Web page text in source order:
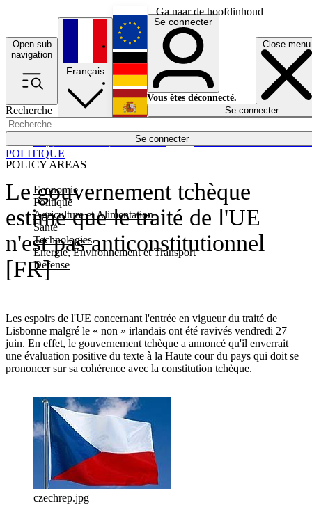
Ga naar de hoofdinhoud
Open sub
navigation
Close menu
Recherche
Se connecter
POLICY AREAS
Economie
Politique
Agriculture et Alimentation
Santé
Technologies
Energie, Environnement et Transport
Défense
Économie
Français
English
Deutsch
Español
Se connecter
Vous êtes déconnecté.
Se connecter
Le gouvernement tchèque
estime que le traité de l'UE
n'est pas anticonstitutionnel
[FR]
Les espoirs de l'UE concernant l'entrée en vigueur du traité de
Lisbonne malgré le « non » irlandais ont été ravivés vendredi 27
juin. En effet, le gouvernement tchèque a annoncé qu'il enverrait
une évaluation positive du texte à la Haute cour du pays qui doit se
prononcer sur sa cohérence avec la constitution tchèque.
POLITIQUE
czechrep.jpg